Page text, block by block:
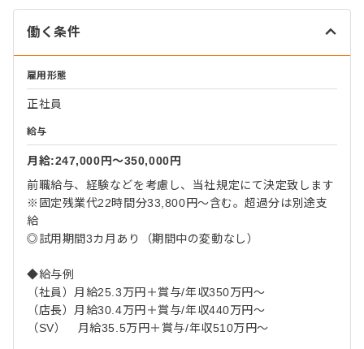
働く条件
雇用形態
正社員
給与
月給:247,000円〜350,000円
前職給与、経験などを考慮し、当社規定にて決定致します
※固定残業代22時間分33,800円～含む。超過分は別途支
給
◎試用期間3カ月あり（期間中の変動なし）
◆給与例
（社員）月給25.3万円＋賞与/年収350万円～
（店長）月給30.4万円＋賞与/年収440万円～
（SV） 月給35.5万円＋賞与/年収510万円～